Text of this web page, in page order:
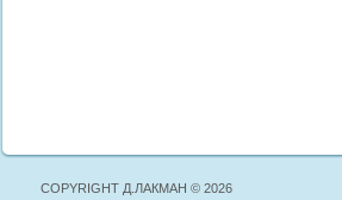
COPYRIGHT Д.ЛАКМАН © 2026